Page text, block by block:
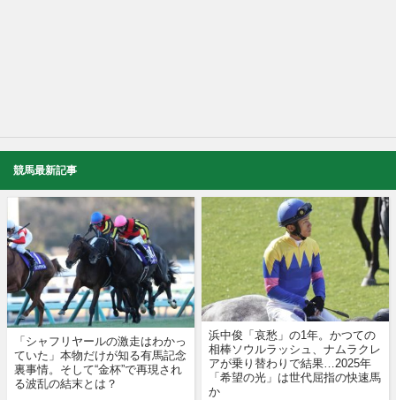
競馬最新記事
「シャフリヤールの激走はわかっ
ていた」本物だけが知る有馬記念
裏事情。そして“金杯”で再現され
る波乱の結末とは？
浜中俊「哀愁」の1年。かつての
相棒ソウルラッシュ、ナムラクレ
アが乗り替わりで結果…2025年
「希望の光」は世代屈指の快速馬
か